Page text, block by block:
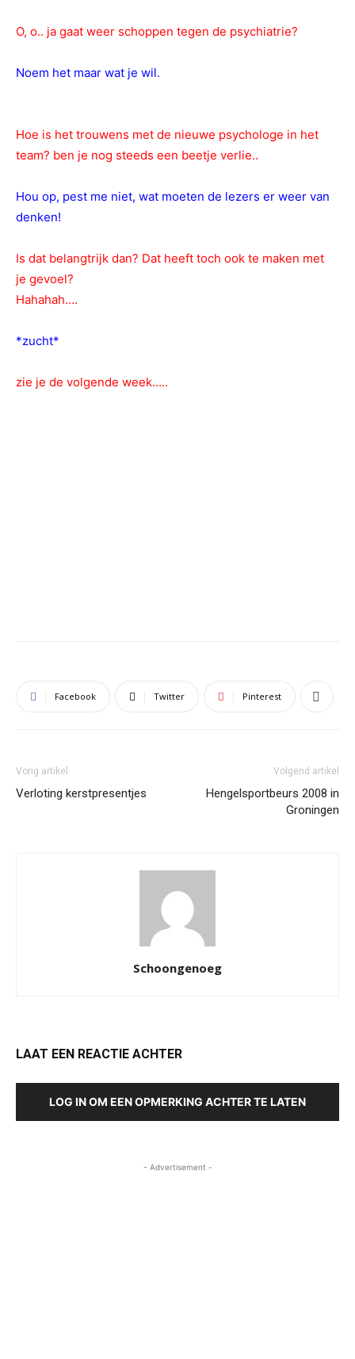
O, o.. ja gaat weer schoppen tegen de psychiatrie?
Noem het maar wat je wil.
Hoe is het trouwens met de nieuwe psychologe in het
team? ben je nog steeds een beetje verlie..
Hou op, pest me niet, wat moeten de lezers er weer van
denken!
Is dat belangtrijk dan? Dat heeft toch ook te maken met
je gevoel?
Hahahah….
*zucht*
zie je de volgende week…..
Facebook Twitter Pinterest
Vorig artikel
Verloting kerstpresentjes
Volgend artikel
Hengelsportbeurs 2008 in
Groningen
Schoongenoeg
LAAT EEN REACTIE ACHTER
LOG IN OM EEN OPMERKING ACHTER TE LATEN
- Advertisement -